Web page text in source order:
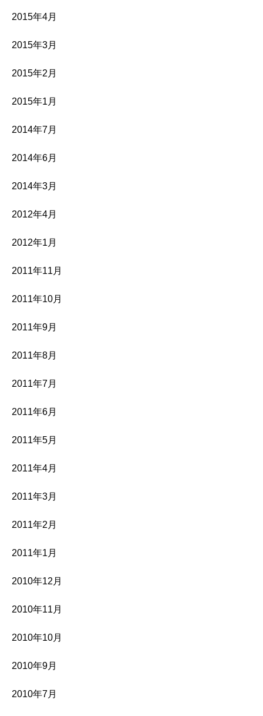
2015年4月
2015年3月
2015年2月
2015年1月
2014年7月
2014年6月
2014年3月
2012年4月
2012年1月
2011年11月
2011年10月
2011年9月
2011年8月
2011年7月
2011年6月
2011年5月
2011年4月
2011年3月
2011年2月
2011年1月
2010年12月
2010年11月
2010年10月
2010年9月
2010年7月